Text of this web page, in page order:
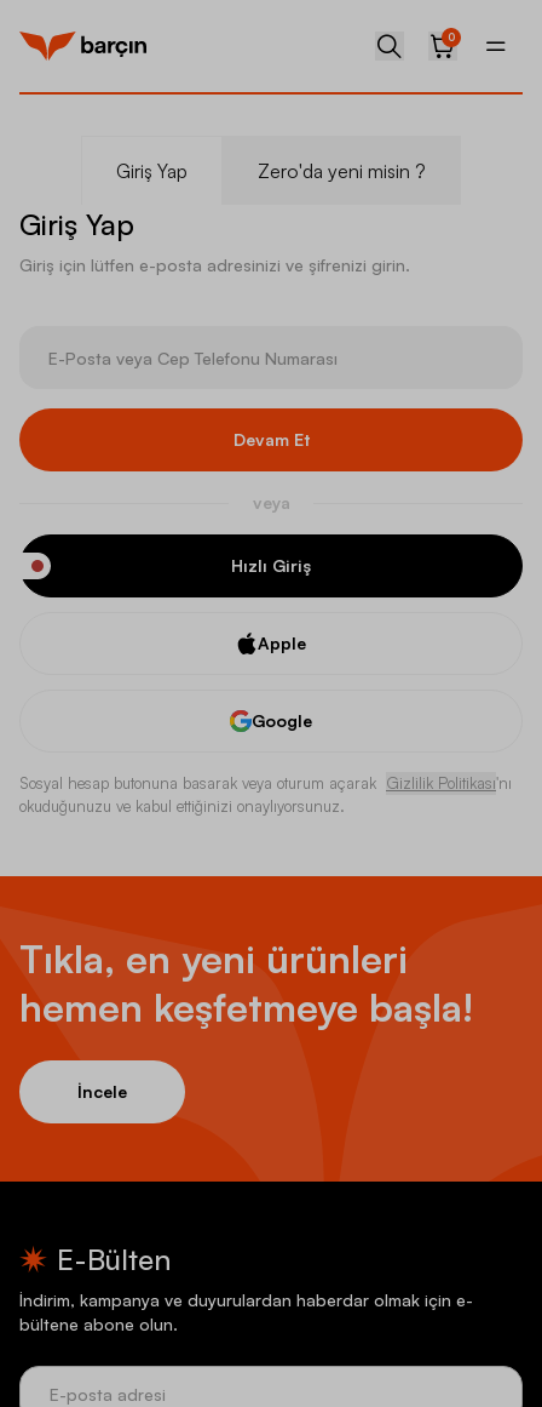
0
Giriş Yap Zero'da yeni misin ?
Giriş Yap
Giriş için lütfen e-posta adresinizi ve şifrenizi girin.
Devam Et
veya
Hızlı Giriş
Apple
Google
Sosyal hesap butonuna basarak veya oturum açarak Gizlilik Politikası'nı
okuduğunuzu ve kabul ettiğinizi onaylıyorsunuz.
Tıkla, en yeni ürünleri
hemen keşfetmeye başla!
İncele
E-Bülten
İndirim, kampanya ve duyurulardan haberdar olmak için e-
bültene abone olun.